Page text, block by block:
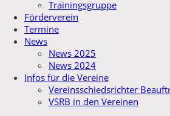
Trainingsgruppe
Förderverein
Termine
News
News 2025
News 2024
Infos für die Vereine
Vereinsschiedsrichter
VSRB in den Vereinen